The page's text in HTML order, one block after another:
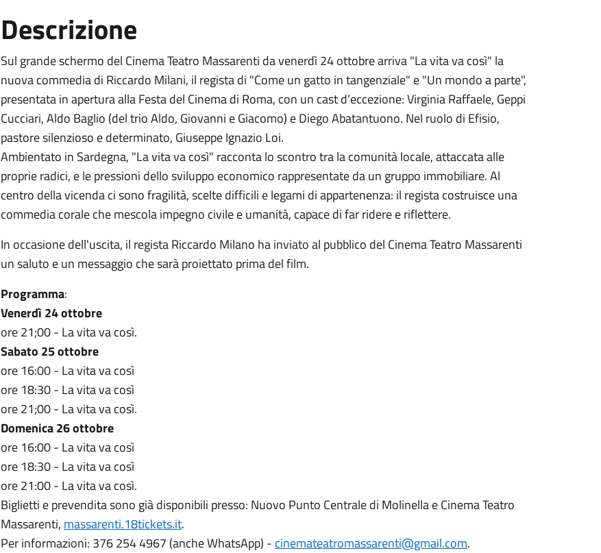
Descrizione
Sul grande schermo del Cinema Teatro Massarenti da venerdì 24 ottobre arriva "La vita va così" la
nuova commedia di Riccardo Milani, il regista di "Come un gatto in tangenziale" e "Un mondo a parte",
presentata in apertura alla Festa del Cinema di Roma, con un cast d’eccezione: Virginia Raffaele, Geppi
Cucciari, Aldo Baglio (del trio Aldo, Giovanni e Giacomo) e Diego Abatantuono. Nel ruolo di Efisio,
pastore silenzioso e determinato, Giuseppe Ignazio Loi.
Ambientato in Sardegna, "La vita va così" racconta lo scontro tra la comunità locale, attaccata alle
proprie radici, e le pressioni dello sviluppo economico rappresentate da un gruppo immobiliare. Al
centro della vicenda ci sono fragilità, scelte difficili e legami di appartenenza: il regista costruisce una
commedia corale che mescola impegno civile e umanità, capace di far ridere e riflettere.
In occasione dell'uscita, il regista Riccardo Milano ha inviato al pubblico del Cinema Teatro Massarenti
un saluto e un messaggio che sarà proiettato prima del film.
Programma:
Venerdì 24 ottobre
ore 21;00 - La vita va così.
Sabato 25 ottobre
ore 16:00 - La vita va così
ore 18:30 - La vita va così
ore 21;00 - La vita va così.
Domenica 26 ottobre
ore 16:00 - La vita va così
ore 18:30 - La vita va così
ore 21:00 - La vita va così.
Biglietti e prevendita sono già disponibili presso: Nuovo Punto Centrale di Molinella e Cinema Teatro
Massarenti, massarenti.18tickets.it.
Per informazioni: 376 254 4967 (anche WhatsApp) - cinemateatromassarenti@gmail.com.